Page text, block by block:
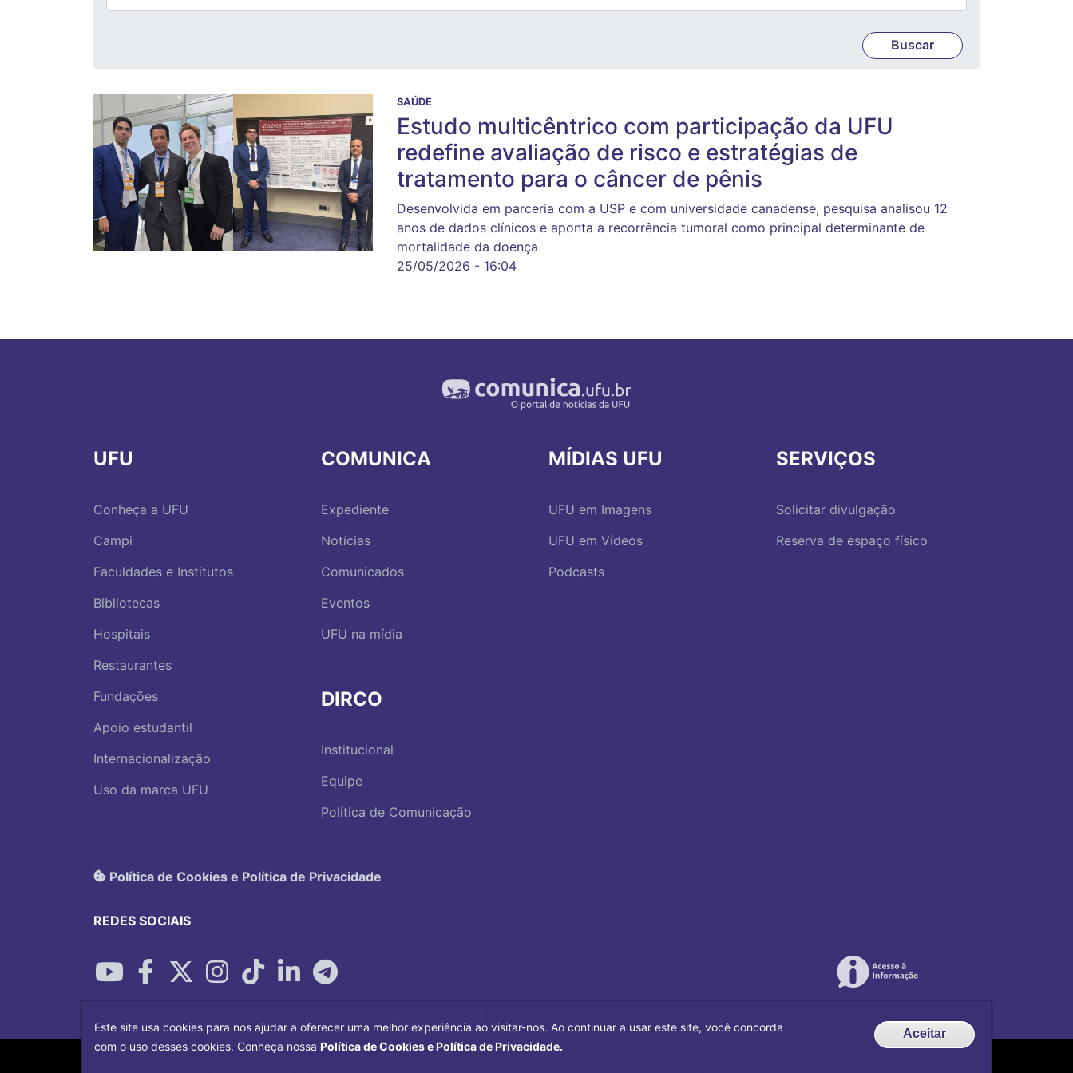
SAÚDE
Estudo multicêntrico com participação da UFU
redefine avaliação de risco e estratégias de
tratamento para o câncer de pênis
Desenvolvida em parceria com a USP e com universidade canadense, pesquisa analisou 12
anos de dados clínicos e aponta a recorrência tumoral como principal determinante de
mortalidade da doença
25/05/2026 - 16:04
UFU
Conheça a UFU
Campi
Faculdades e Institutos
Bibliotecas
Hospitais
Restaurantes
Fundações
Apoio estudantil
Internacionalização
Uso da marca UFU
COMUNICA
Expediente
Notícias
Comunicados
Eventos
UFU na mídia
DIRCO
Institucional
Equipe
Política de Comunicação
MÍDIAS UFU
UFU em Imagens
UFU em Vídeos
Podcasts
SERVIÇOS
Solicitar divulgação
Reserva de espaço físico
Política de Cookies e Política de Privacidade
REDES SOCIAIS
Copyright©2026Universidade Federal Uberlândia.
Este site usa cookies para nos ajudar a oferecer uma melhor experiência ao visitar-nos. Ao continuar a usar este site, você concorda
com o uso desses cookies. Conheça nossa Política de Cookies e Política de Privacidade.
Aceitar